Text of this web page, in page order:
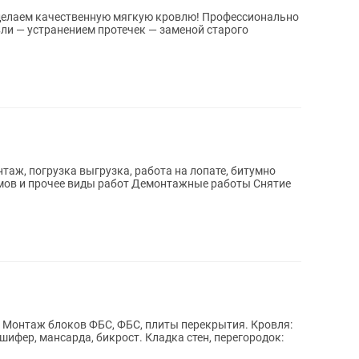
мягкую кровлю! Профессионально
— устранением протечек — заменой старого
погрузка выгрузка, работа на лопате, битумно
Демонтажные работы Снятие
блоков ФБС, ФБС, плиты перекрытия. Кровля:
мансарда, бикрост. Кладка стен, перегородок: